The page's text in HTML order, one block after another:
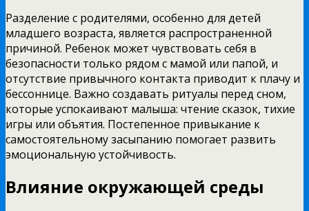
Разделение с родителями, особенно для детей
младшего возраста, является распространенной
причиной. Ребенок может чувствовать себя в
безопасности только рядом с мамой или папой, и
отсутствие привычного контакта приводит к плачу и
бессоннице. Важно создавать ритуалы перед сном,
которые успокаивают малыша: чтение сказок, тихие
игры или объятия. Постепенное привыкание к
самостоятельному засыпанию помогает развить
эмоциональную устойчивость.
Влияние окружающей среды